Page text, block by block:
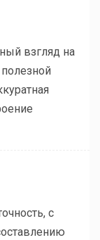
взгляд на
с